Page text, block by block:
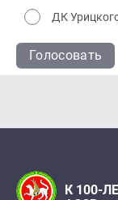
ДК
Голосовать
К 100-